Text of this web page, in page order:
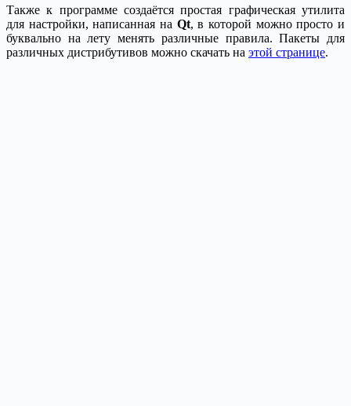
Также к программе создаётся простая графическая утилита
для настройки, написанная на Qt, в которой можно просто и
буквально на лету менять различные правила. Пакеты для
различных дистрибутивов можно скачать на этой странице.